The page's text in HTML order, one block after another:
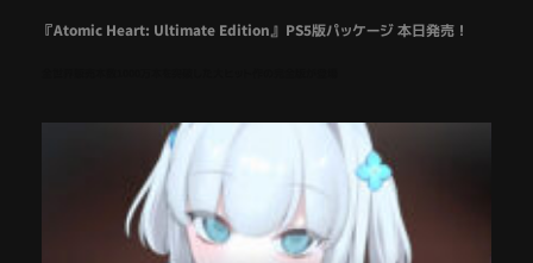
『Atomic Heart: Ultimate Edition』 PS5版パッケージ 本日発売！